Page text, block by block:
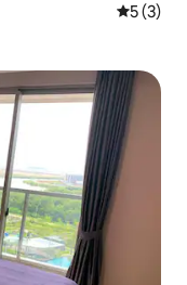
5 (3)